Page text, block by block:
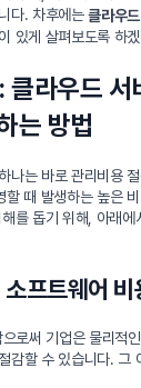
다. 차후에는클라우
있게 살펴보도록 하
클라우드 서
는 방법
나는 바로 관리비용
할 때 발생하는 높은
를 돕기 위해, 아래에
프트웨어 비
로써 기업은 물리적
감할 수 있습니다. 그